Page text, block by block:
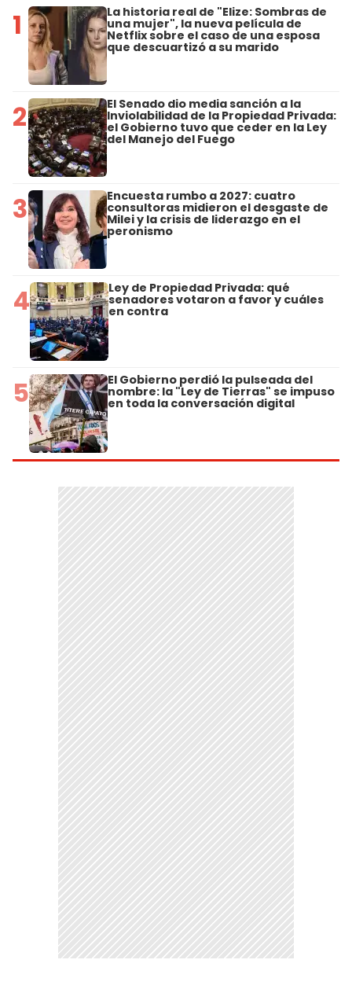
1 La historia real de "Elize: Sombras de
una mujer", la nueva película de
Netflix sobre el caso de una esposa
que descuartizó a su marido
2 El Senado dio media sanción a la
Inviolabilidad de la Propiedad Privada:
el Gobierno tuvo que ceder en la Ley
del Manejo del Fuego
3 Encuesta rumbo a 2027: cuatro
consultoras midieron el desgaste de
Milei y la crisis de liderazgo en el
peronismo
4 Ley de Propiedad Privada: qué
senadores votaron a favor y cuáles
en contra
5 El Gobierno perdió la pulseada del
nombre: la "Ley de Tierras" se impuso
en toda la conversación digital